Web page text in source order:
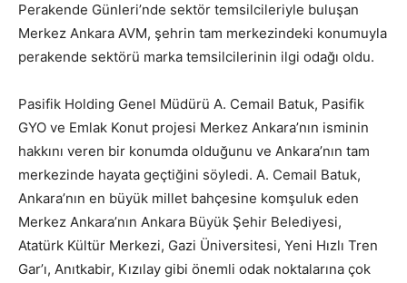
Perakende Günleri’nde sektör temsilcileriyle buluşan
Merkez Ankara AVM, şehrin tam merkezindeki konumuyla
perakende sektörü marka temsilcilerinin ilgi odağı oldu.
Pasifik Holding Genel Müdürü A. Cemail Batuk, Pasifik
GYO ve Emlak Konut projesi Merkez Ankara’nın isminin
hakkını veren bir konumda olduğunu ve Ankara’nın tam
merkezinde hayata geçtiğini söyledi. A. Cemail Batuk,
Ankara’nın en büyük millet bahçesine komşuluk eden
Merkez Ankara’nın Ankara Büyük Şehir Belediyesi,
Atatürk Kültür Merkezi, Gazi Üniversitesi, Yeni Hızlı Tren
Gar’ı, Anıtkabir, Kızılay gibi önemli odak noktalarına çok